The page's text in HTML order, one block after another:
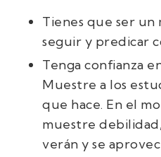
Tienes que ser
seguir y predicar
Tenga confianza
Muestre a los
que hace. En el
muestre
verán y se